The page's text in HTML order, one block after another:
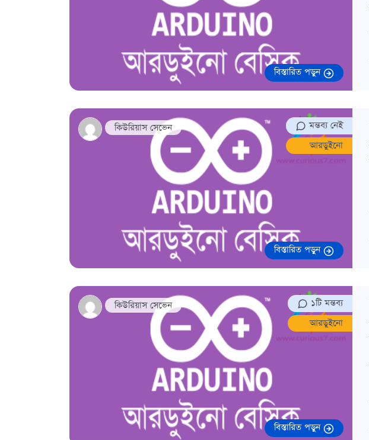
বিস্তারিত পড়ুন
কিউরিয়াস সেভেন
মন্তব্য নেই
আরডুইনো
বিস্তারিত পড়ুন
কিউরিয়াস সেভেন
১টি মন্তব্য
আরডুইনো
বিস্তারিত পড়ুন